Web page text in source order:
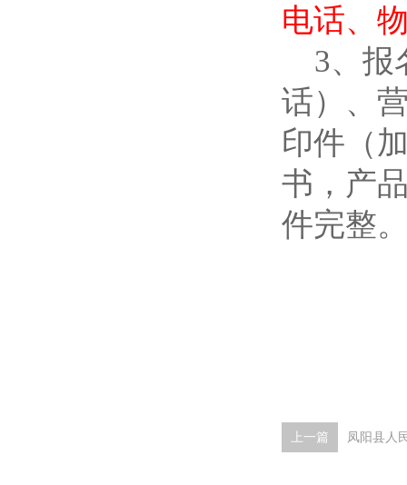
电话、
3、报
话）、
印件（
书，产
件完整
上一篇 凤阳县人